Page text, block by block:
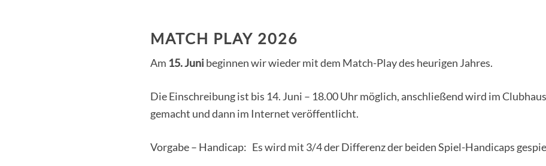
MATCH PLAY 2026
Am 15. Junibeginnen wir wieder mit dem Match-Play des heurigen Jahres.
Die Einschreibung ist bis 14. Juni – 18.00 Uhr möglich, anschließend wird im
gemacht und dann im Internet veröffentlicht.
Vorgabe – Handicap: Es wird mit 3/4 der Differenz der beiden Spiel-Handicaps